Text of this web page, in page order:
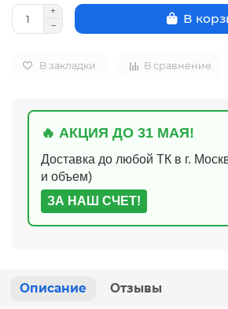
В
В закладки В сравнение
🔥 АКЦИЯ ДО 31 МАЯ!
Доставка до любой ТК в г.
и объем)
ЗА НАШ СЧЕТ!
Описание Отзывы